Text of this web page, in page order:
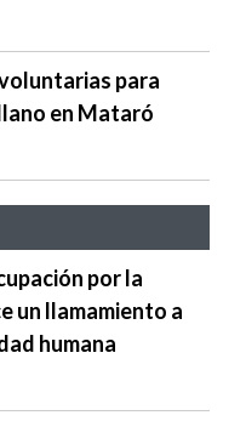
para
en Mataró
por la
un llamamiento a
humana